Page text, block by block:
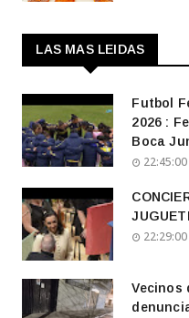
LAS MAS LEIDAS
Futbol
2026 :
Boca
22:45:00
22:29:00
Vecinos